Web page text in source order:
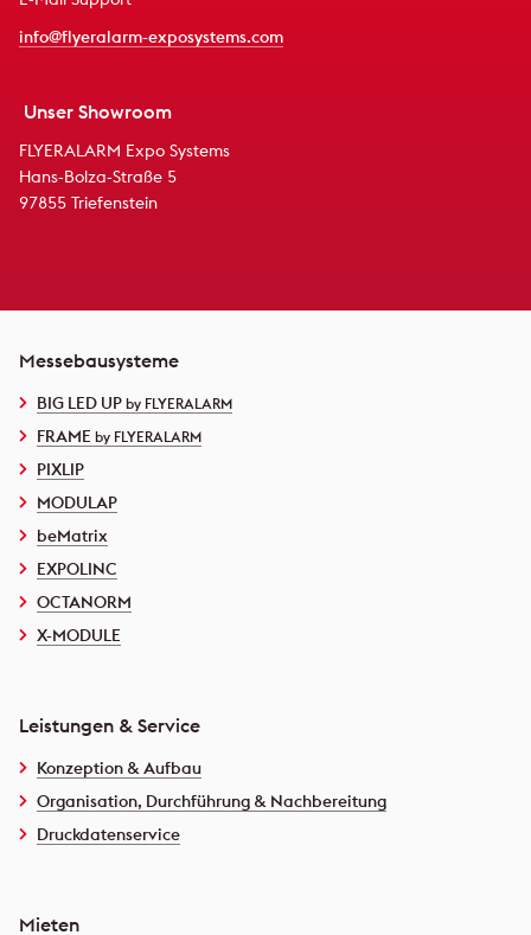
info@flyeralarm-exposystems.com
Unser Showroom
FLYERALARM Expo Systems
Hans-Bolza-Straße 5
97855 Triefenstein
Messebausysteme
BIG LED UP by FLYERALARM
FRAME by FLYERALARM
PIXLIP
MODULAP
beMatrix
EXPOLINC
OCTANORM
X-MODULE
Leistungen & Service
Konzeption & Aufbau
Organisation, Durchführung & Nachbereitung
Druckdatenservice
Mieten